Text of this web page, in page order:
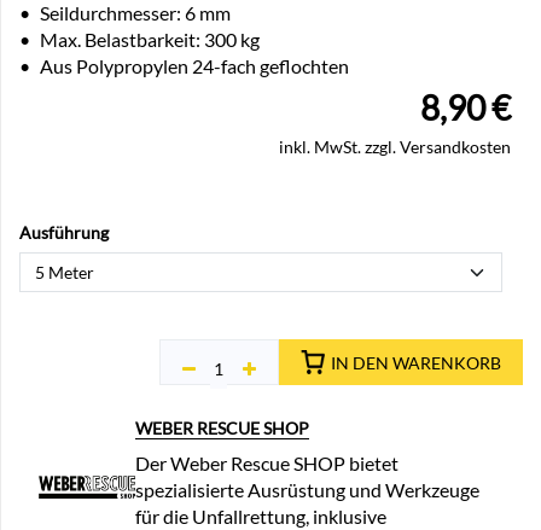
• Seildurchmesser: 6 mm
• Max. Belastbarkeit: 300 kg
• Aus Polypropylen 24-fach geflochten
8,90€
inkl. MwSt. zzgl. Versandkosten
Ausführung
IN DEN WARENKORB
WEBER RESCUE SHOP
Der Weber Rescue SHOP bietet
spezialisierte Ausrüstung und Werkzeuge
für die Unfallrettung, inklusive